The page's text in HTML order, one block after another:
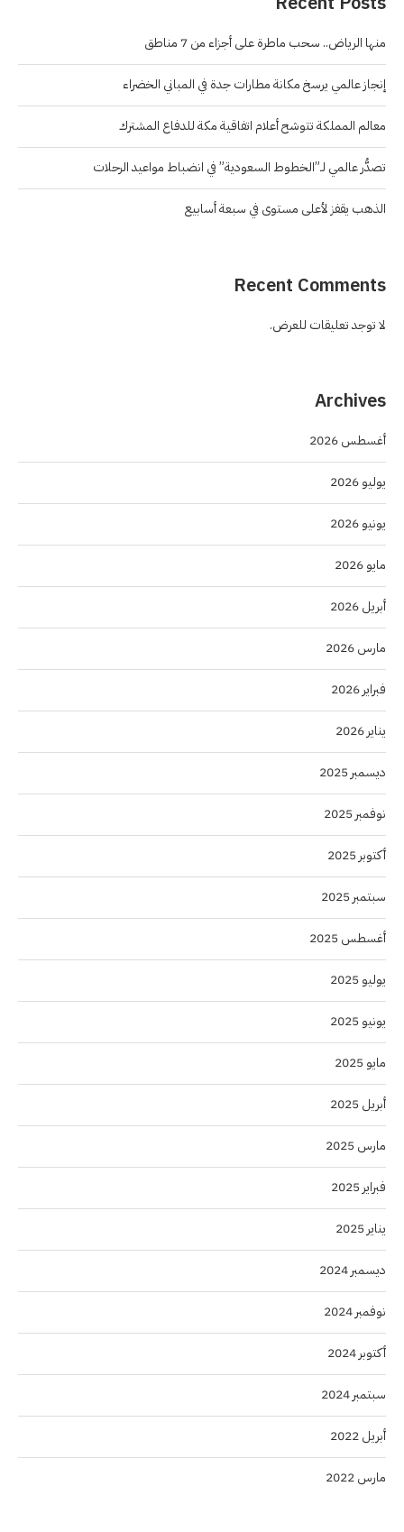
منها الرياض.. سحب ماطرة على أجزاء من 7 مناطق
إنجاز عالمي يرسخ مكانة مطارات جدة في المباني الخضراء
معالم المملكة تتوشح أعلام اتفاقية مكة للدفاع المشترك
تصدُّر عالمي لـ”الخطوط السعودية” في انضباط مواعيد الرحلات
الذهب يقفز لأعلى مستوى في سبعة أسابيع
Recent Comments
لا توجد تعليقات للعرض.
Archives
أغسطس 2026
يوليو 2026
يونيو 2026
مايو 2026
أبريل 2026
مارس 2026
فبراير 2026
يناير 2026
ديسمبر 2025
نوفمبر 2025
أكتوبر 2025
سبتمبر 2025
أغسطس 2025
يوليو 2025
يونيو 2025
مايو 2025
أبريل 2025
مارس 2025
فبراير 2025
يناير 2025
ديسمبر 2024
نوفمبر 2024
أكتوبر 2024
سبتمبر 2024
أبريل 2022
مارس 2022